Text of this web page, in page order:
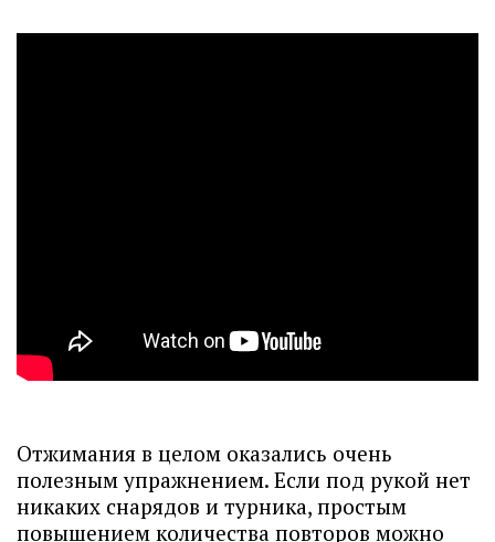
Отжимания в целом оказались очень
полезным упражнением. Если под рукой нет
никаких снарядов и турника, простым
повышением количества повторов можно